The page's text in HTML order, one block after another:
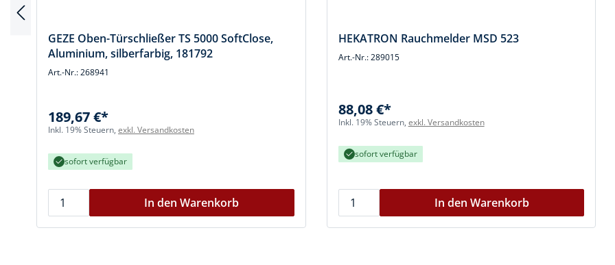
GEZE Oben-Türschließer TS 5000 SoftClose,
Aluminium, silberfarbig, 181792
Art.-Nr.: 268941
189,67 €*
Inkl. 19% Steuern, exkl. Versandkosten
sofort verfügbar
In den Warenkorb
HEKATRON Rauchmelder MSD 523
Art.-Nr.: 289015
88,08 €*
Inkl. 19% Steuern, exkl. Versandkosten
sofort verfügbar
In den Warenkorb